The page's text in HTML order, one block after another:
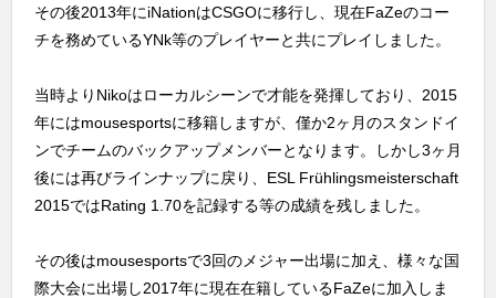
その後2013年にiNationはCSGOに移行し、現在FaZeのコー
チを務めているYNk等のプレイヤーと共にプレイしました。
当時よりNikoはローカルシーンで才能を発揮しており、2015
年にはmousesportsに移籍しますが、僅か2ヶ月のスタンドイ
ンでチームのバックアップメンバーとなります。しかし3ヶ月
後には再びラインナップに戻り、ESL Frühlingsmeisterschaft
2015ではRating 1.70を記録する等の成績を残しました。
その後はmousesportsで3回のメジャー出場に加え、様々な国
際大会に出場し2017年に現在在籍しているFaZeに加入しま